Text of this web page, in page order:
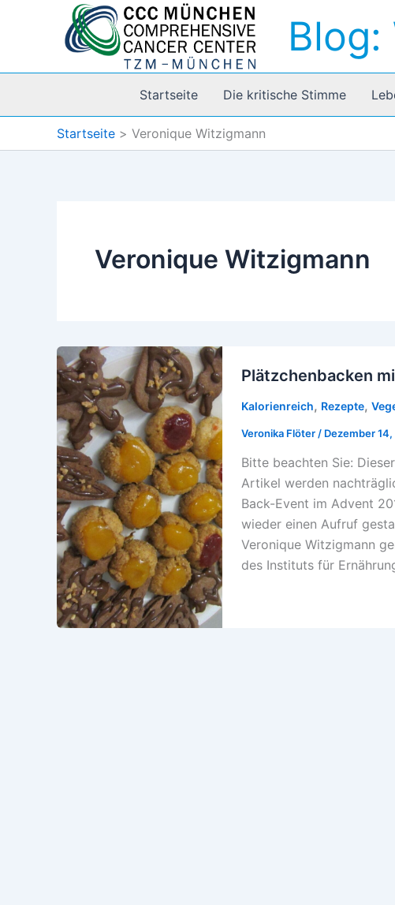
Blog:
Startseite Die kritische Stimme
Startseite Veronique Witzigmann
Veronique Witzigmann
Plätzchenbacken
Kalorienreich, Rezepte,
Veronika Flöter / Dezember 14,
Bitte beachten Sie:
Artikel werden
Back-Event im Advent
wieder einen Aufruf
Veronique Witzigmann
des Instituts für